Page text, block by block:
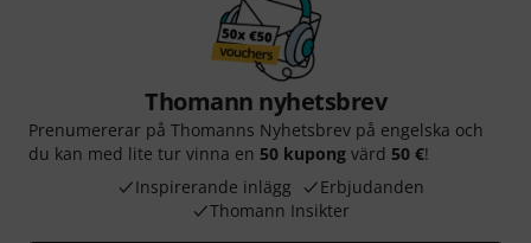
Thomann nyhetsbrev
Prenumererar på Thomanns Nyhetsbrev på engelska och
du kan med lite tur vinna en 50 kupong värd 50 €!
Inspirerande inlägg
Erbjudanden
Thomann Insikter